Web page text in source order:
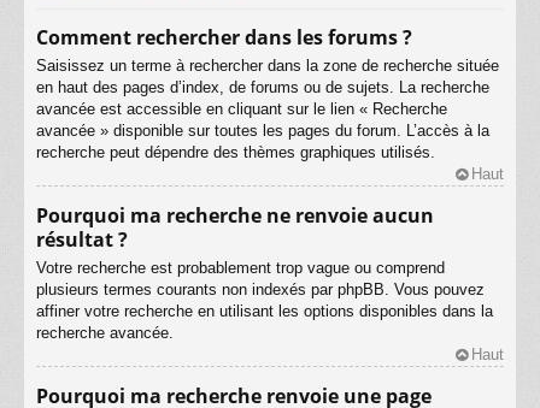
Comment rechercher dans les forums ?
Saisissez un terme à rechercher dans la zone de recherche située
en haut des pages d’index, de forums ou de sujets. La recherche
avancée est accessible en cliquant sur le lien « Recherche
avancée » disponible sur toutes les pages du forum. L’accès à la
recherche peut dépendre des thèmes graphiques utilisés.
Haut
Pourquoi ma recherche ne renvoie aucun
résultat ?
Votre recherche est probablement trop vague ou comprend
plusieurs termes courants non indexés par phpBB. Vous pouvez
affiner votre recherche en utilisant les options disponibles dans la
recherche avancée.
Haut
Pourquoi ma recherche renvoie une page